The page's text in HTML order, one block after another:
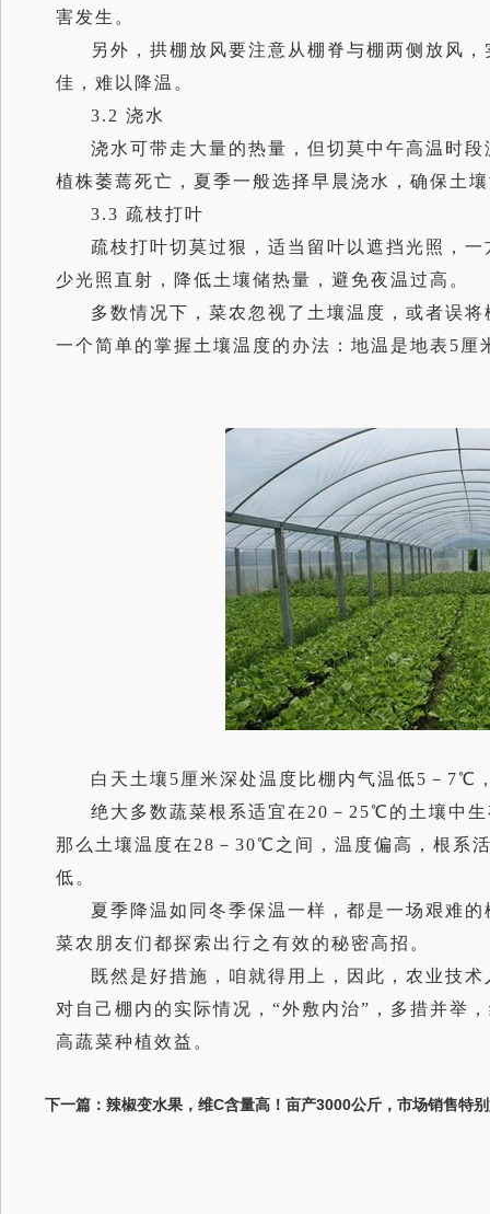
害发生。
另外，拱棚放风要注意从棚脊与棚两侧放风
佳，难以降温。
3.2 浇水
浇水可带走大量的热量，但切莫中午高温时
植株萎蔫死亡，夏季一般选择早晨浇水，确保土
3.3 疏枝打叶
疏枝打叶切莫过狠，适当留叶以遮挡光照，
少光照直射，降低土壤储热量，避免夜温过高。
多数情况下，菜农忽视了土壤温度，或者误
一个简单的掌握土壤温度的办法：地温是地表5厘
白天土壤5厘米深处温度比棚内气温低5－7℃
绝大多数蔬菜根系适宜在20－25℃的土壤中
那么土壤温度在28－30℃之间，温度偏高，根系
低。
夏季降温如同冬季保温一样，都是一场艰难
菜农朋友们都探索出行之有效的秘密高招。
既然是好措施，咱就得用上，因此，农业技
对自己棚内的实际情况，“外敷内治”，多措并举
高蔬菜种植效益。
下一篇：辣椒变水果，维C含量高！亩产3000公斤，市场销售特